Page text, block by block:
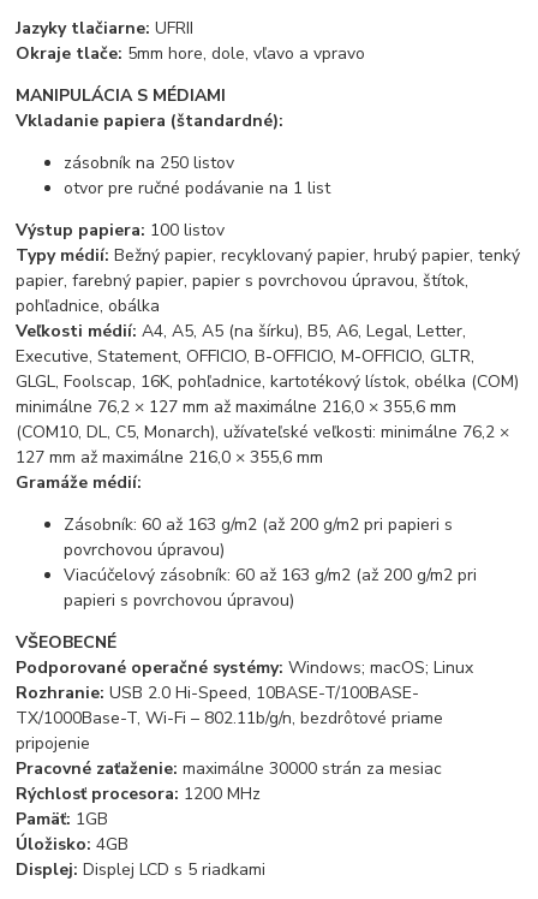
Jazyky tlačiarne: UFRII
Okraje tlače: 5mm hore, dole, vľavo a vpravo
MANIPULÁCIA S MÉDIAMI
Vkladanie papiera (štandardné):
zásobník na 250 listov
otvor pre ručné podávanie na 1 list
Výstup papiera: 100 listov
Typy médií: Bežný papier, recyklovaný papier, hrubý papier, tenký
papier, farebný papier, papier s povrchovou úpravou, štítok,
pohľadnice, obálka
Veľkosti médií: A4, A5, A5 (na šírku), B5, A6, Legal, Letter,
Executive, Statement, OFFICIO, B-OFFICIO, M-OFFICIO, GLTR,
GLGL, Foolscap, 16K, pohľadnice, kartotékový lístok, obélka (COM)
minimálne 76,2 × 127 mm až maximálne 216,0 × 355,6 mm
(COM10, DL, C5, Monarch), užívateľské veľkosti: minimálne 76,2 ×
127 mm až maximálne 216,0 × 355,6 mm
Gramáže médií:
Zásobník: 60 až 163 g/m2 (až 200 g/m2 pri papieri s
povrchovou úpravou)
Viacúčelový zásobník: 60 až 163 g/m2 (až 200 g/m2 pri
papieri s povrchovou úpravou)
VŠEOBECNÉ
Podporované operačné systémy: Windows; macOS; Linux
Rozhranie: USB 2.0 Hi-Speed, 10BASE-T/100BASE-
TX/1000Base-T, Wi-Fi – 802.11b/g/n, bezdrôtové priame
pripojenie
Pracovné zaťaženie: maximálne 30000 strán za mesiac
Rýchlosť procesora: 1200 MHz
Pamäť: 1GB
Úložisko: 4GB
Displej: Displej LCD s 5 riadkami